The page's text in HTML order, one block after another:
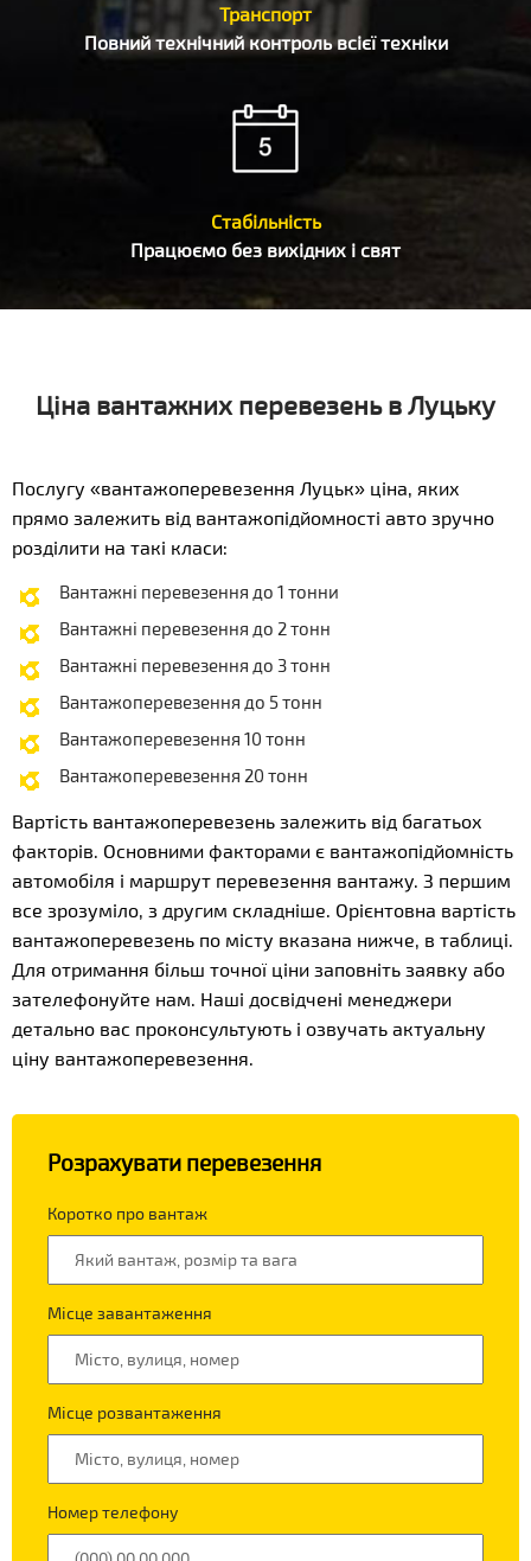
Транспорт
Повний технічний контроль всієї техніки
Стабільність
Працюємо без вихідних і свят
Ціна вантажних перевезень в Луцьку
Послугу «вантажоперевезення Луцьк» ціна, яких
прямо залежить від вантажопідйомності авто зручно
розділити на такі класи:
Вантажні перевезення до 1 тонни
Вантажні перевезення до 2 тонн
Вантажні перевезення до 3 тонн
Вантажоперевезення до 5 тонн
Вантажоперевезення 10 тонн
Вантажоперевезення 20 тонн
Вартість вантажоперевезень залежить від багатьох
факторів. Основними факторами є вантажопідйомність
автомобіля і маршрут перевезення вантажу. З першим
все зрозуміло, з другим складніше. Орієнтовна вартість
вантажоперевезень по місту вказана нижче, в таблиці.
Для отримання більш точної ціни заповніть заявку або
зателефонуйте нам. Наші досвідчені менеджери
детально вас проконсультують і озвучать актуальну
ціну вантажоперевезення.
Розрахувати перевезення
Коротко про вантаж
Місце завантаження
Місце розвантаження
Номер телефону